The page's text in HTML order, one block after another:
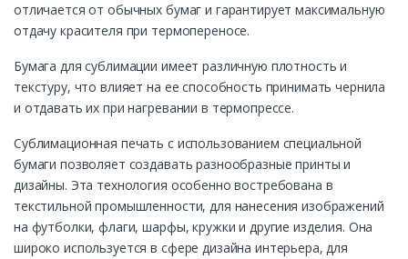
отличается от обычных бумаг и гарантирует максимальную
отдачу красителя при термопереносе.
Бумага для сублимации имеет различную плотность и
текстуру, что влияет на ее способность принимать чернила
и отдавать их при нагревании в термопрессе.
Сублимационная печать с использованием специальной
бумаги позволяет создавать разнообразные принты и
дизайны. Эта технология особенно востребована в
текстильной промышленности, для нанесения изображений
на футболки, флаги, шарфы, кружки и другие изделия. Она
широко используется в сфере дизайна интерьера, для